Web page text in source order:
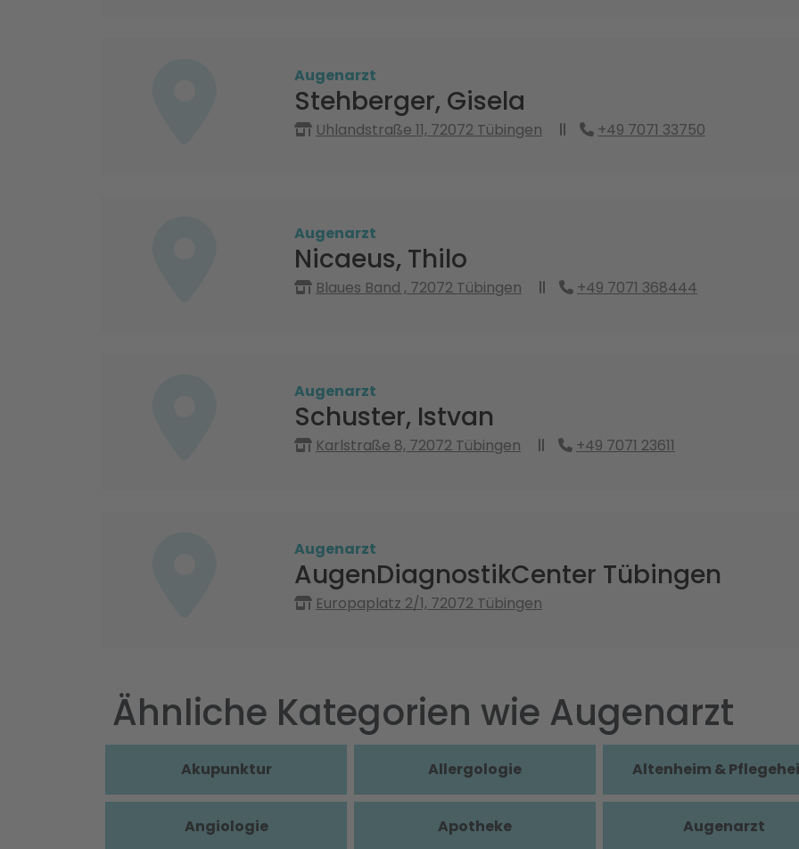
Augenarzt
Stehberger, Gisela
Uhlandstraße 11, 72072 Tübingen +49 7071 33750
Augenarzt
Nicaeus, Thilo
Blaues Band , 72072 Tübingen +49 7071 368444
Augenarzt
Schuster, Istvan
Karlstraße 8, 72072 Tübingen +49 7071 23611
Augenarzt
AugenDiagnostikCenter Tübingen
Europaplatz 2/1, 72072 Tübingen
Ähnliche Kategorien wie Augenarzt
Akupunktur Allergologie Altenheim &
Angiologie Apotheke Augenarzt